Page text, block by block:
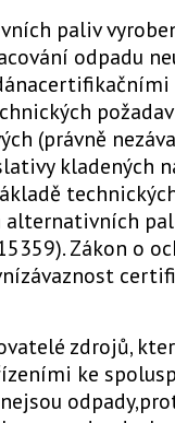
paliv
odpadu
(právně
kladených
alternativních
Zákon o
zdrojů,
ke